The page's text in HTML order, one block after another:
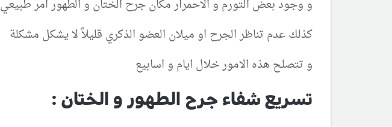
و وجود بعض التورم و الاحمرار مكان جرح الختان و الطهور امر طبيعي
كذلك عدم تناظر الجرح او ميلان العضو الذكري قليلاً لا يشكل مشكلة
و تتصلح هذه الامور خلال ايام و اسابيع
تسريع شفاء جرح الطهور و الختان :